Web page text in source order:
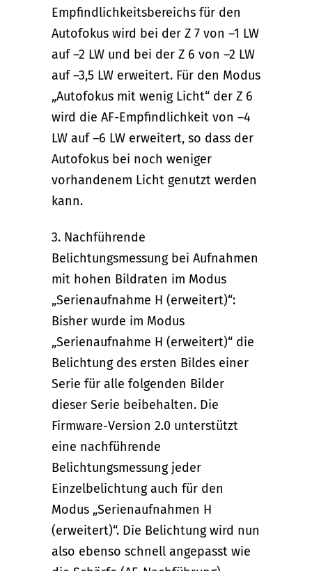
Empfindlichkeitsbereichs für den
Autofokus wird bei der Z 7 von –1 LW
auf –2 LW und bei der Z 6 von –2 LW
auf –3,5 LW erweitert. Für den Modus
„Autofokus mit wenig Licht“ der Z 6
wird die AF-Empfindlichkeit von –4
LW auf –6 LW erweitert, so dass der
Autofokus bei noch weniger
vorhandenem Licht genutzt werden
kann.
3. Nachführende
Belichtungsmessung bei Aufnahmen
mit hohen Bildraten im Modus
„Serienaufnahme H (erweitert)“:
Bisher wurde im Modus
„Serienaufnahme H (erweitert)“ die
Belichtung des ersten Bildes einer
Serie für alle folgenden Bilder
dieser Serie beibehalten. Die
Firmware-Version 2.0 unterstützt
eine nachführende
Belichtungsmessung jeder
Einzelbelichtung auch für den
Modus „Serienaufnahmen H
(erweitert)“. Die Belichtung wird nun
also ebenso schnell angepasst wie